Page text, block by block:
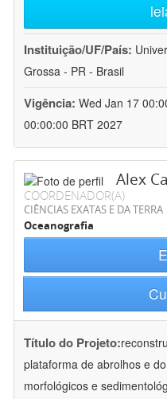
Instituição/UF/País:
Grossa - PR - Brasil
Vigência: Wed Jan 17
00:00:00 BRT 2027
Alex
COORDENADOR(A)
CIÊNCIAS EXATAS E DA TERRA
Oceanografia
Título do Projeto:
plataforma de abrolhos e
morfológicos e